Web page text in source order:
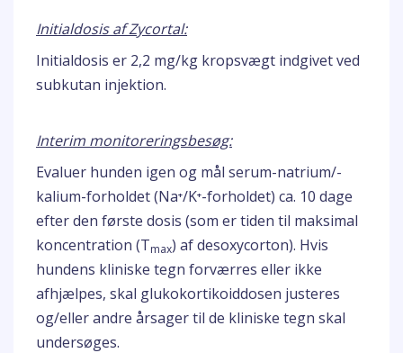
Initialdosis af Zycortal:
Initialdosis er 2,2 mg/kg kropsvægt indgivet ved
subkutan injektion.
Interim monitoreringsbesøg:
Evaluer hunden igen og mål serum-natrium/-
kalium-forholdet (Na⁺/K⁺-forholdet) ca. 10 dage
efter den første dosis (som er tiden til maksimal
koncentration (Tmax) af desoxycorton). Hvis
hundens kliniske tegn forværres eller ikke
afhjælpes, skal glukokortikoiddosen justeres
og/eller andre årsager til de kliniske tegn skal
undersøges.